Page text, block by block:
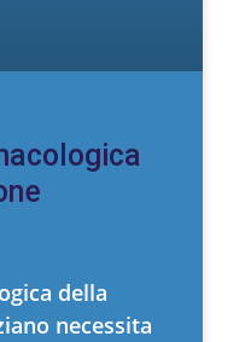
della
necessita